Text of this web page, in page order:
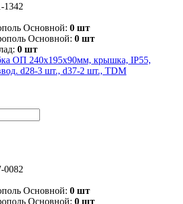
1342
Основной: 0 шт
Основной: 0 шт
0 шт
ОП 240х195х90мм, крышка, IP55,
d28-3 шт., d37-2 шт., TDM
0082
Основной: 0 шт
Основной: 0 шт